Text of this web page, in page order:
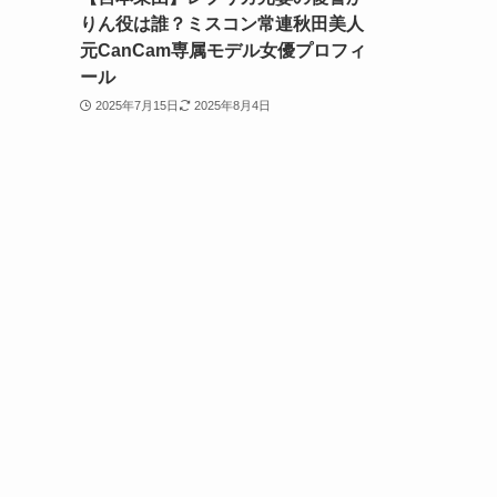
りん役は誰？ミスコン常連秋田美人
元CanCam専属モデル女優プロフィ
ール
2025年7月15日 2025年8月4日